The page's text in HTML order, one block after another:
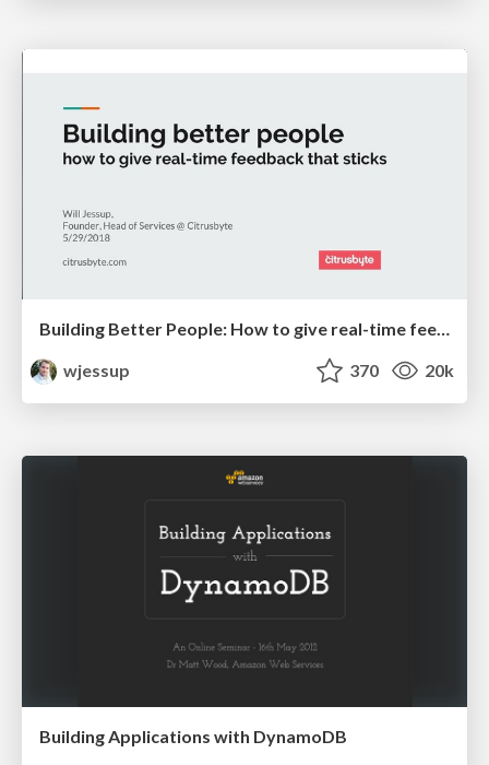
Building Better People: How to give real-time feedback that sticks.
wjessup
370 20k
Building Applications with DynamoDB